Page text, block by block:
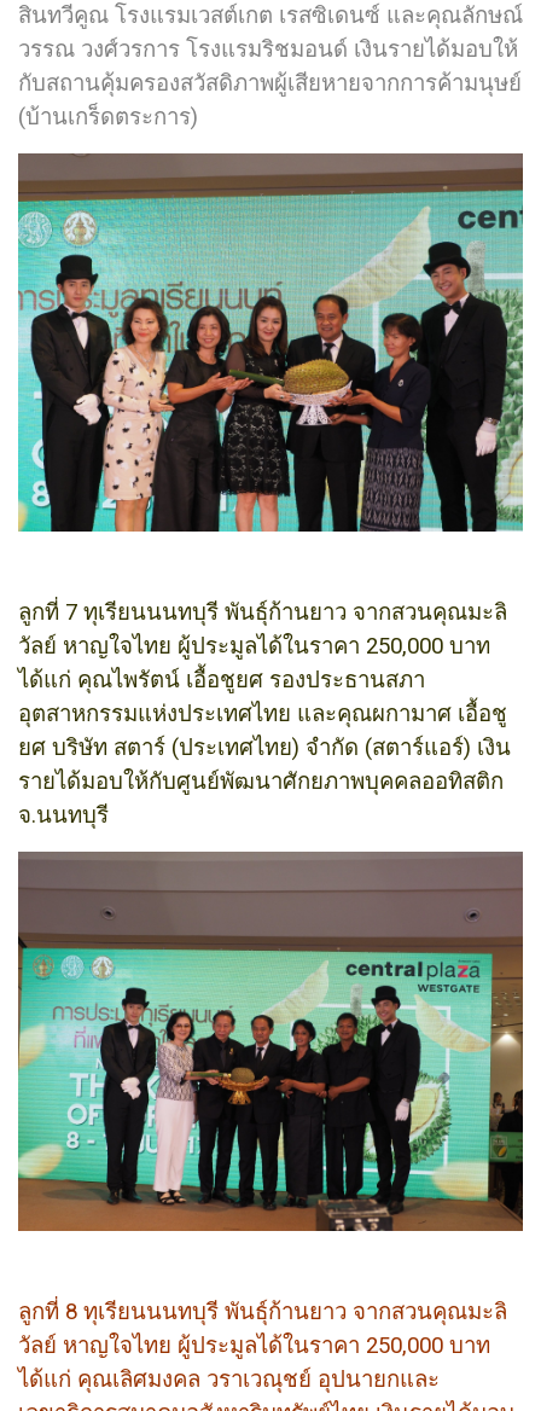
สินทวีคูณ โรงแรมเวสต์เกต เรสซิเดนซ์ และคุณลักษณ์
วรรณ วงศ์วรการ โรงแรมริชมอนด์ เงินรายได้มอบให้
กับสถานคุ้มครองสวัสดิภาพผู้เสียหายจากการค้ามนุษย์
(บ้านเกร็ดตระการ)
ลูกที่ 7 ทุเรียนนนทบุรี พันธุ์ก้านยาว จากสวนคุณมะลิ
วัลย์ หาญใจไทย ผู้ประมูลได้ในราคา 250,000 บาท
ได้แก่ คุณไพรัตน์ เอื้อชูยศ รองประธานสภา
อุตสาหกรรมแห่งประเทศไทย และคุณผกามาศ เอื้อชู
ยศ บริษัท สตาร์ (ประเทศไทย) จำกัด (สตาร์แอร์) เงิน
รายได้มอบให้กับศูนย์พัฒนาศักยภาพบุคคลออทิสติก
จ.นนทบุรี
ลูกที่ 8 ทุเรียนนนทบุรี พันธุ์ก้านยาว จากสวนคุณมะลิ
วัลย์ หาญใจไทย ผู้ประมูลได้ในราคา 250,000 บาท
ได้แก่ คุณเลิศมงคล วราเวณุชย์ อุปนายกและ